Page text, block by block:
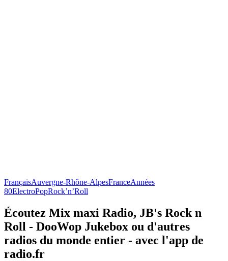
FrançaisAuvergne-Rhône-AlpesFranceAnnées
80ElectroPopRock’n’Roll
Écoutez Mix maxi Radio, JB's Rock n
Roll - DooWop Jukebox ou d'autres
radios du monde entier - avec l'app de
radio.fr